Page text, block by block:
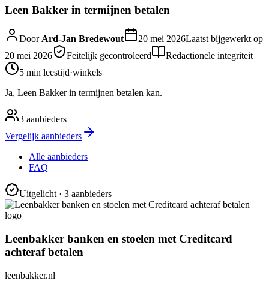
Leen Bakker in termijnen betalen
DoorArd-Jan Bredewout 20 mei 2026Laatst bijgewerkt op
20 mei 2026
Feitelijk gecontroleerd
Redactionele integriteit
5 min leestijd·winkels
Ja, Leen Bakker in termijnen betalen kan.
3 aanbieders
Vergelijk aanbieders
Alle aanbieders
FAQ
Uitgelicht· 3 aanbieders
Leenbakker banken en stoelen met Creditcard
achteraf betalen
leenbakker.nl